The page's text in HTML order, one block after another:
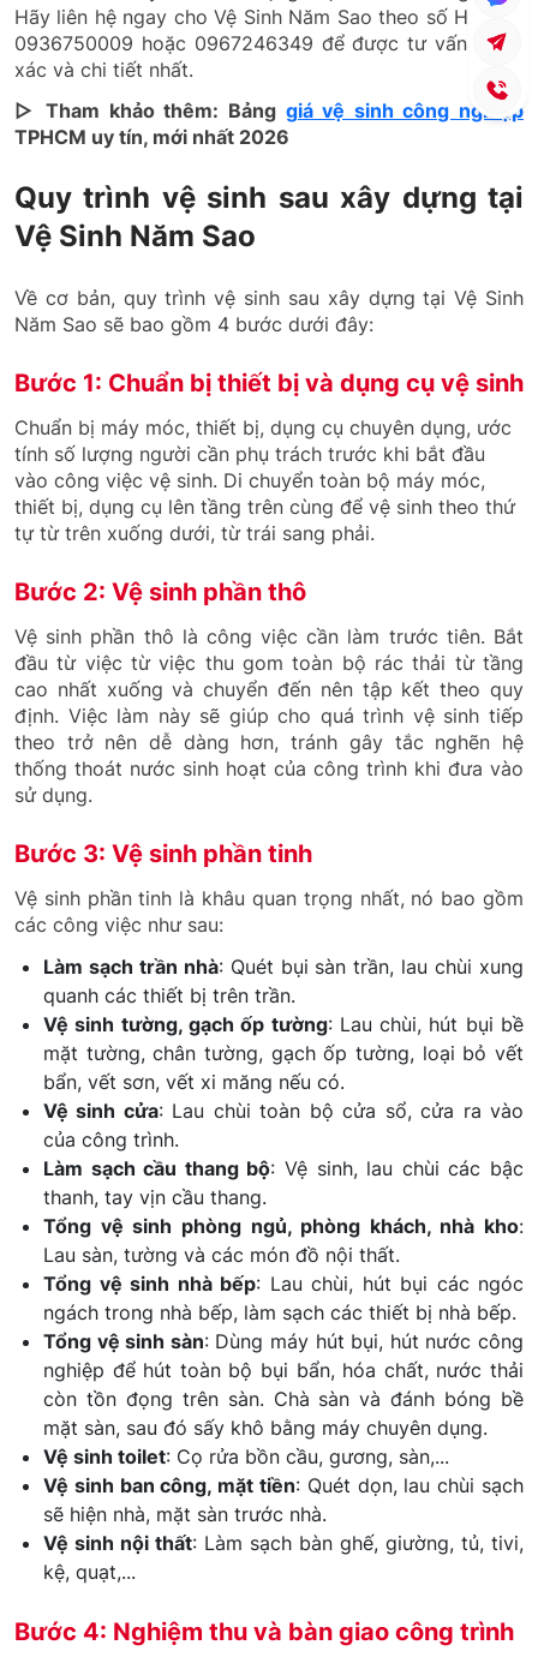
Hãy liên hệ ngay cho Vệ Sinh Năm Sao theo số Hotline:
0936750009 hoặc 0967246349 để được tư vấn chính
xác và chi tiết nhất.
▷ Tham khảo thêm: Bảng giá vệ sinh công nghiệp
TPHCM uy tín, mới nhất 2026
Quy trình vệ sinh sau xây dựng tại
Vệ Sinh Năm Sao
Về cơ bản, quy trình vệ sinh sau xây dựng tại Vệ Sinh
Năm Sao sẽ bao gồm 4 bước dưới đây:
Bước 1: Chuẩn bị thiết bị và dụng cụ vệ sinh
Chuẩn bị máy móc, thiết bị, dụng cụ chuyên dụng, ước
tính số lượng người cần phụ trách trước khi bắt đầu
vào công việc vệ sinh. Di chuyển toàn bộ máy móc,
thiết bị, dụng cụ lên tầng trên cùng để vệ sinh theo thứ
tự từ trên xuống dưới, từ trái sang phải.
Bước 2: Vệ sinh phần thô
Vệ sinh phần thô là công việc cần làm trước tiên. Bắt
đầu từ việc từ việc thu gom toàn bộ rác thải từ tầng
cao nhất xuống và chuyển đến nên tập kết theo quy
định. Việc làm này sẽ giúp cho quá trình vệ sinh tiếp
theo trở nên dễ dàng hơn, tránh gây tắc nghẽn hệ
thống thoát nước sinh hoạt của công trình khi đưa vào
sử dụng.
Bước 3: Vệ sinh phần tinh
Vệ sinh phần tinh là khâu quan trọng nhất, nó bao gồm
các công việc như sau:
Làm sạch trần nhà: Quét bụi sàn trần, lau chùi xung
quanh các thiết bị trên trần.
Vệ sinh tường, gạch ốp tường: Lau chùi, hút bụi bề
mặt tường, chân tường, gạch ốp tường, loại bỏ vết
bẩn, vết sơn, vết xi măng nếu có.
Vệ sinh cửa: Lau chùi toàn bộ cửa sổ, cửa ra vào
của công trình.
Làm sạch cầu thang bộ: Vệ sinh, lau chùi các bậc
thanh, tay vịn cầu thang.
Tổng vệ sinh phòng ngủ, phòng khách, nhà kho:
Lau sàn, tường và các món đồ nội thất.
Tổng vệ sinh nhà bếp: Lau chùi, hút bụi các ngóc
ngách trong nhà bếp, làm sạch các thiết bị nhà bếp.
Tổng vệ sinh sàn: Dùng máy hút bụi, hút nước công
nghiệp để hút toàn bộ bụi bẩn, hóa chất, nước thải
còn tồn đọng trên sàn. Chà sàn và đánh bóng bề
mặt sàn, sau đó sấy khô bằng máy chuyên dụng.
Vệ sinh toilet: Cọ rửa bồn cầu, gương, sàn,...
Vệ sinh ban công, mặt tiền: Quét dọn, lau chùi sạch
sẽ hiện nhà, mặt sàn trước nhà.
Vệ sinh nội thất: Làm sạch bàn ghế, giường, tủ, tivi,
kệ, quạt,...
Bước 4: Nghiệm thu và bàn giao công trình